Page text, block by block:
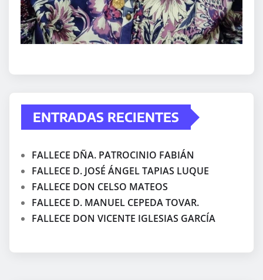
ENTRADAS RECIENTES
FALLECE DÑA. PATROCINIO FABIÁN
FALLECE D. JOSÉ ÁNGEL TAPIAS LUQUE
FALLECE DON CELSO MATEOS
FALLECE D. MANUEL CEPEDA TOVAR.
FALLECE DON VICENTE IGLESIAS GARCÍA